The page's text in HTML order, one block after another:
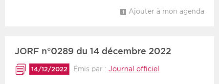
Ajouter à mon agenda
JORF n°0289 du 14 décembre 2022
14/12/2022 Émis par :Journal officiel